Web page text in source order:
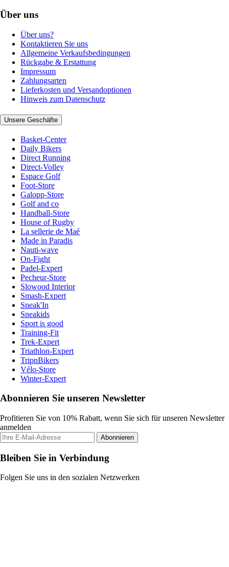
Über uns
Über uns?
Kontaktieren Sie uns
Allgemeine Verkaufsbedingungen
Rückgabe & Erstattung
Impressum
Zahlungsarten
Lieferkosten und Versandoptionen
Hinweis zum Datenschutz
Unsere Geschäfte
Basket-Center
Daily Bikers
Direct Running
Direct-Volley
Espace Golf
Foot-Store
Galopp-Store
Golf and co
Handball-Store
House of Rugby
La sellerie de Maé
Made in Paradis
Nauti-wave
On-Fight
Padel-Expert
Pecheur-Store
Slowood Interior
Smash-Expert
Sneak'In
Sneakids
Sport is good
Training-Fit
Trek-Expert
Triathlon-Expert
TripnBikers
Vélo-Store
Winter-Expert
Abonnieren Sie unseren Newsletter
Profitieren Sie von 10% Rabatt, wenn Sie sich für unseren Newsletter
anmelden
Abonnieren
Bleiben Sie in Verbindung
Folgen Sie uns in den sozialen Netzwerken